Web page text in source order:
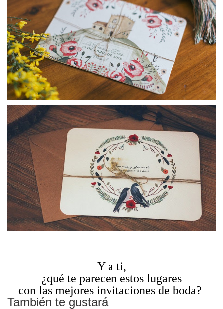
Y a ti,
¿qué te parecen estos lugares
con las mejores invitaciones de boda?
También te gustará